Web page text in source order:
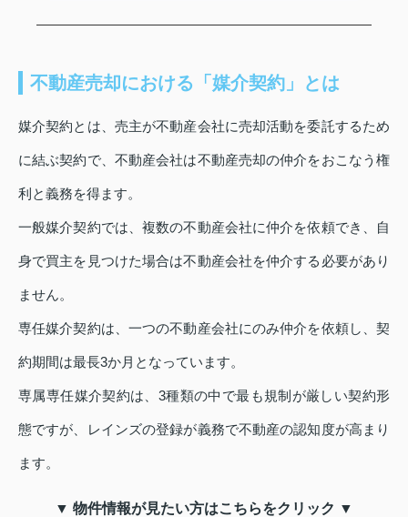
不動産売却における「媒介契約」とは
媒介契約とは、売主が不動産会社に売却活動を委託するため
に結ぶ契約で、不動産会社は不動産売却の仲介をおこなう権
利と義務を得ます。
一般媒介契約では、複数の不動産会社に仲介を依頼でき、自
身で買主を見つけた場合は不動産会社を仲介する必要があり
ません。
専任媒介契約は、一つの不動産会社にのみ仲介を依頼し、契
約期間は最長3か月となっています。
専属専任媒介契約は、3種類の中で最も規制が厳しい契約形
態ですが、レインズの登録が義務で不動産の認知度が高まり
ます。
▼ 物件情報が見たい方はこちらをクリック ▼